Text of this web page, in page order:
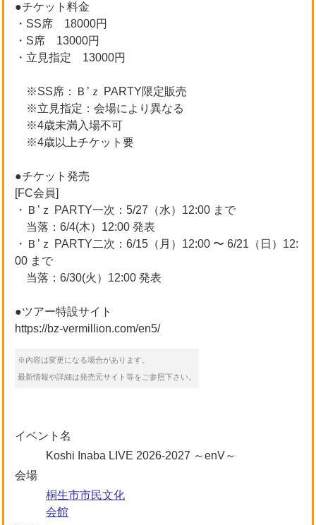
●チケット料金
・SS席 18000円
・S席 13000円
・立見指定 13000円
※SS席：Ｂ’ｚ PARTY限定販売
※立見指定：会場により異なる
※4歳未満入場不可
※4歳以上チケット要
●チケット発売
[FC会員]
・Ｂ’ｚ PARTY一次：5/27（水）12:00 まで
当落：6/4(木）12:00 発表
・Ｂ’ｚ PARTY二次：6/15（月）12:00 〜 6/21（日）12:
00 まで
当落：6/30(火）12:00 発表
●ツアー特設サイト
https://bz-vermillion.com/en5/
※内容は変更になる場合があります。
最新情報や詳細は発売元サイト等をご参照下さい。
イベント名
Koshi Inaba LIVE 2026-2027 ～enV～
会場
桐生市市民文化
会館